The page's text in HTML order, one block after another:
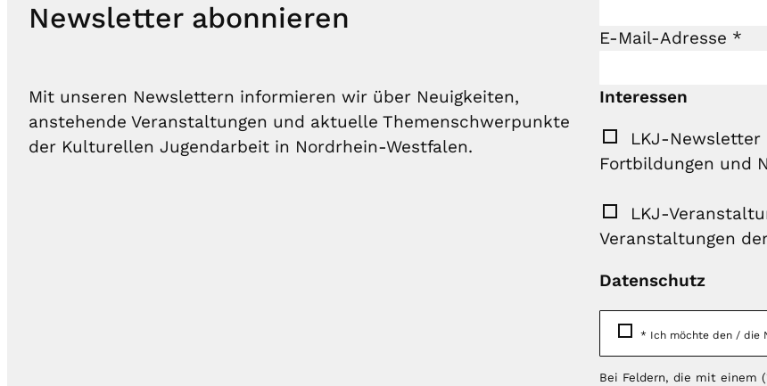
Newsletter abonnieren
Mit unseren Newslettern informieren wir über Neuigkeiten,
anstehende Veranstaltungen und aktuelle Themenschwerpunkte
der Kulturellen Jugendarbeit in Nordrhein-Westfalen.
E-Mail-Adresse *
Interessen
LKJ-Newsletter
Fortbildungen und
LKJ-
Veranstaltungen
Datenschutz
* Ich möchte den / die
Bei Feldern, die mit einem